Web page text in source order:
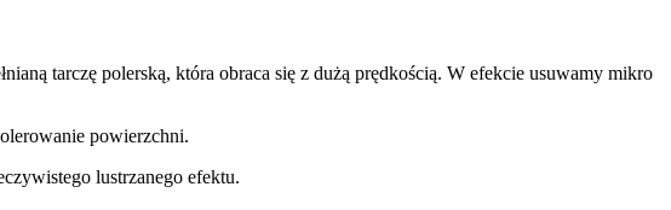
tarczę polerską, która obraca się z dużą prędkością. W efekcie usuwamy mikro
powierzchni.
lustrzanego efektu.